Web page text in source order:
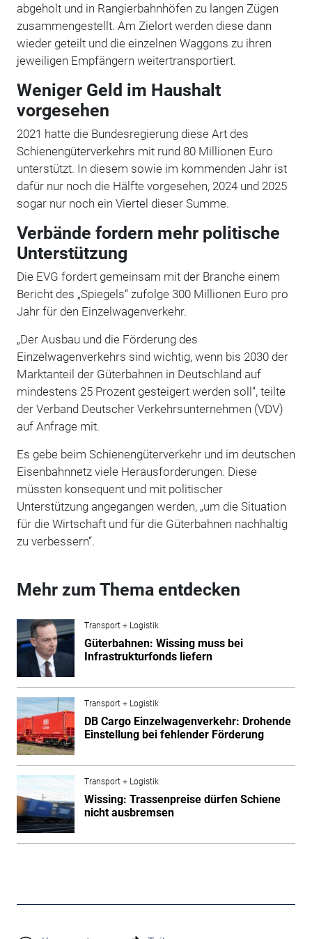
abgeholt und in Rangierbahnhöfen zu langen Zügen
zusammengestellt. Am Zielort werden diese dann
wieder geteilt und die einzelnen Waggons zu ihren
jeweiligen Empfängern weitertransportiert.
Weniger Geld im Haushalt
vorgesehen
2021 hatte die Bundesregierung diese Art des
Schienengüterverkehrs mit rund 80 Millionen Euro
unterstützt. In diesem sowie im kommenden Jahr ist
dafür nur noch die Hälfte vorgesehen, 2024 und 2025
sogar nur noch ein Viertel dieser Summe.
Verbände fordern mehr politische
Unterstützung
Die EVG fordert gemeinsam mit der Branche einem
Bericht des „Spiegels“ zufolge 300 Millionen Euro pro
Jahr für den Einzelwagenverkehr.
„Der Ausbau und die Förderung des
Einzelwagenverkehrs sind wichtig, wenn bis 2030 der
Marktanteil der Güterbahnen in Deutschland auf
mindestens 25 Prozent gesteigert werden soll“, teilte
der Verband Deutscher Verkehrsunternehmen (VDV)
auf Anfrage mit.
Es gebe beim Schienengüterverkehr und im deutschen
Eisenbahnnetz viele Herausforderungen. Diese
müssten konsequent und mit politischer
Unterstützung angegangen werden, „um die Situation
für die Wirtschaft und für die Güterbahnen nachhaltig
zu verbessern“.
Mehr zum Thema entdecken
Transport + Logistik
Güterbahnen: Wissing muss bei
Infrastrukturfonds liefern
Transport + Logistik
DB Cargo Einzelwagenverkehr: Drohende
Einstellung bei fehlender Förderung
Transport + Logistik
Wissing: Trassenpreise dürfen Schiene
nicht ausbremsen